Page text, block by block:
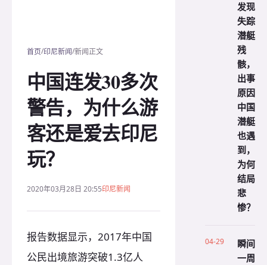
首页/印尼新闻/新闻正文
中国连发30多次
警告，为什么游
客还是爱去印尼
玩？
2020年03月28日 20:55印尼新闻
报告数据显示，2017年中国
公民出境旅游突破1.3亿人
发现
失踪
潜艇
残
骸，
出事
原因
中国
潜艇
也遇
到，
为何
结局
悲
惨？
04-29
瞬间
一周